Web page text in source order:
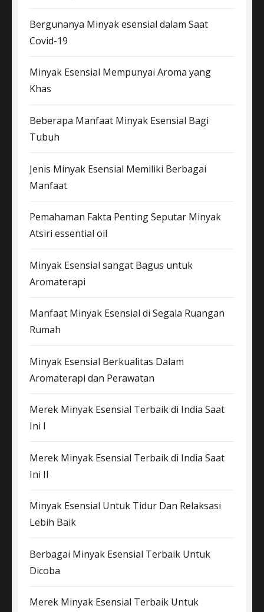
Bergunanya Minyak esensial dalam Saat
Covid-19
Minyak Esensial Mempunyai Aroma yang
Khas
Beberapa Manfaat Minyak Esensial Bagi
Tubuh
Jenis Minyak Esensial Memiliki Berbagai
Manfaat
Pemahaman Fakta Penting Seputar Minyak
Atsiri essential oil
Minyak Esensial sangat Bagus untuk
Aromaterapi
Manfaat Minyak Esensial di Segala Ruangan
Rumah
Minyak Esensial Berkualitas Dalam
Aromaterapi dan Perawatan
Merek Minyak Esensial Terbaik di India Saat
Ini I
Merek Minyak Esensial Terbaik di India Saat
Ini II
Minyak Esensial Untuk Tidur Dan Relaksasi
Lebih Baik
Berbagai Minyak Esensial Terbaik Untuk
Dicoba
Merek Minyak Esensial Terbaik Untuk